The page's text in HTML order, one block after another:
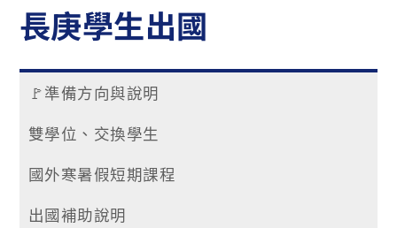
長庚學生出國
🚩準備方向與說明
雙學位、交換學生
國外寒暑假短期課程
出國補助說明